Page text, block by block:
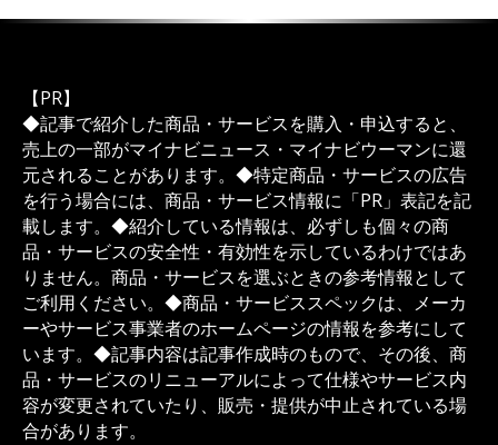
【PR】
◆記事で紹介した商品・サービスを購入・申込すると、
売上の一部がマイナビニュース・マイナビウーマンに還
元されることがあります。◆特定商品・サービスの広告
を行う場合には、商品・サービス情報に「PR」表記を記
載します。◆紹介している情報は、必ずしも個々の商
品・サービスの安全性・有効性を示しているわけではあ
りません。商品・サービスを選ぶときの参考情報として
ご利用ください。◆商品・サービススペックは、メーカ
ーやサービス事業者のホームページの情報を参考にして
います。◆記事内容は記事作成時のもので、その後、商
品・サービスのリニューアルによって仕様やサービス内
容が変更されていたり、販売・提供が中止されている場
合があります。